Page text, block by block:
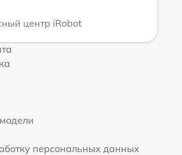
центр iRobot
персональных данных